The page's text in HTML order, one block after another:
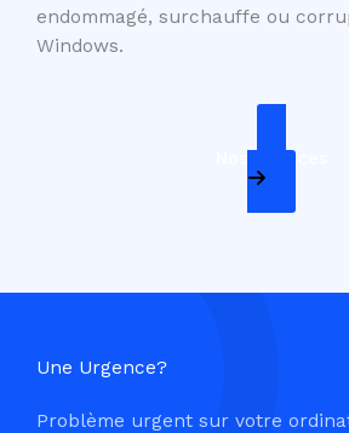
endommagé, surchauffe ou
Windows.
Nos Services
Une Urgence?
Problème urgent sur votre